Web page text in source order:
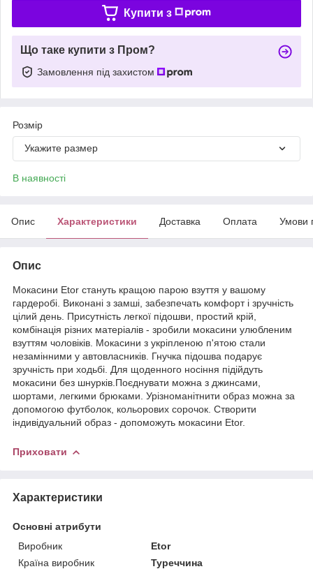
Купити з
Що таке купити з Пром?
Замовлення під захистом
Розмір
Укажите размер
В наявності
Опис Характеристики Доставка Оплата Умови
Опис
Мокасини Etor стануть кращою парою взуття у вашому
гардеробі. Виконані з замші, забезпечать комфорт і зручність
цілий день. Присутність легкої підошви, простий крій,
комбінація різних матеріалів - зробили мокасини улюбленим
взуттям чоловіків. Мокасини з укріпленою п'ятою стали
незамінними у автовласників. Гнучка підошва подарує
зручність при ходьбі. Для щоденного носіння підійдуть
мокасини без шнурків.Поєднувати можна з джинсами,
шортами, легкими брюками. Урізноманітнити образ можна за
допомогою футболок, кольорових сорочок. Створити
індивідуальний образ - допоможуть мокасини Etor.
Приховати
Характеристики
Основні атрибути
Виробник
Etor
Країна виробник
Туреччина